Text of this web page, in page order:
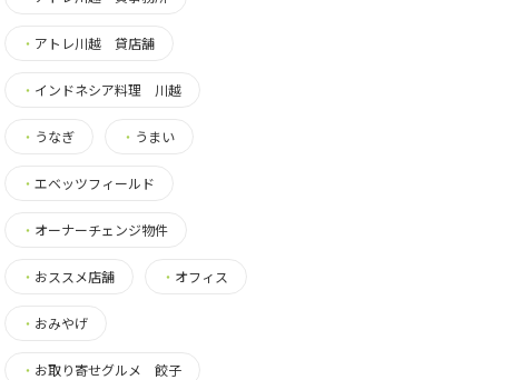
・ アトレ川越 貸店舗
・ インドネシア料理 川越
・ うなぎ ・ うまい
・ エベッツフィールド
・ オーナーチェンジ物件
・ おススメ店舗 ・ オフィス
・ おみやげ
・ お取り寄せグルメ 餃子